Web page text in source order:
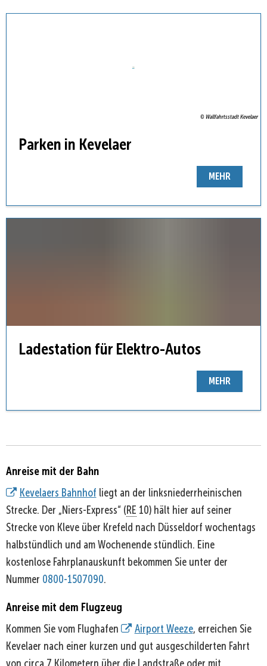
© Wallfahrtsstadt Kevelaer
Parken in Kevelaer
MEHR
Ladestation für Elektro-Autos
MEHR
Anreise mit der Bahn
Kevelaers Bahnhof liegt an der linksniederrheinischen
Strecke. Der „Niers-Express“ (RE 10) hält hier auf seiner
Strecke von Kleve über Krefeld nach Düsseldorf wochentags
halbstündlich und am Wochenende stündlich. Eine
kostenlose Fahrplanauskunft bekommen Sie unter der
Nummer 0800-1507090.
Anreise mit dem Flugzeug
Kommen Sie vom Flughafen Airport Weeze, erreichen Sie
Kevelaer nach einer kurzen und gut ausgeschilderten Fahrt
von circa 7 Kilometern über die Landstraße oder mit